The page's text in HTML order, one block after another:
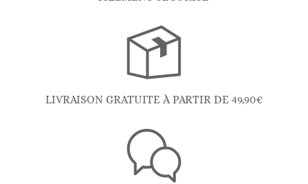
LIVRAISON GRATUITE À PARTIR DE 49,90€